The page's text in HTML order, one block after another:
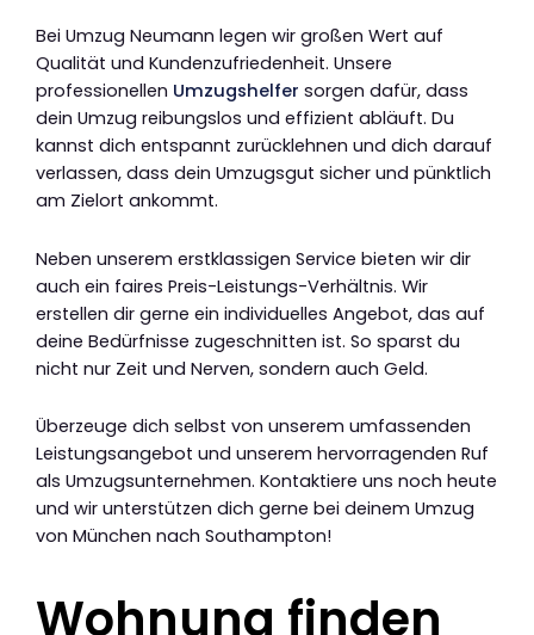
Bei Umzug Neumann legen wir großen Wert auf
Qualität und Kundenzufriedenheit. Unsere
professionellen Umzugshelfer sorgen dafür, dass
dein Umzug reibungslos und effizient abläuft. Du
kannst dich entspannt zurücklehnen und dich darauf
verlassen, dass dein Umzugsgut sicher und pünktlich
am Zielort ankommt.
Neben unserem erstklassigen Service bieten wir dir
auch ein faires Preis-Leistungs-Verhältnis. Wir
erstellen dir gerne ein individuelles Angebot, das auf
deine Bedürfnisse zugeschnitten ist. So sparst du
nicht nur Zeit und Nerven, sondern auch Geld.
Überzeuge dich selbst von unserem umfassenden
Leistungsangebot und unserem hervorragenden Ruf
als Umzugsunternehmen. Kontaktiere uns noch heute
und wir unterstützen dich gerne bei deinem Umzug
von München nach Southampton!
Wohnung finden